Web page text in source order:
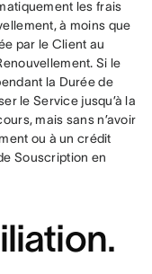
les frais
à moins que
par le Client au
Si le
la Durée de
le Service jusqu’à la
mais sans n’avoir
ou à un crédit
Souscription en